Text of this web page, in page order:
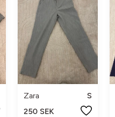
Zara
S
250 SEK